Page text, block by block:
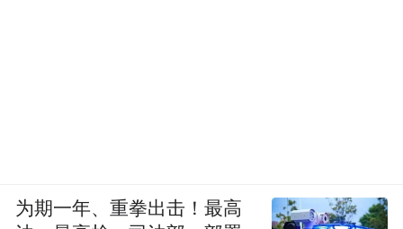
为期一年、重拳出击！最高